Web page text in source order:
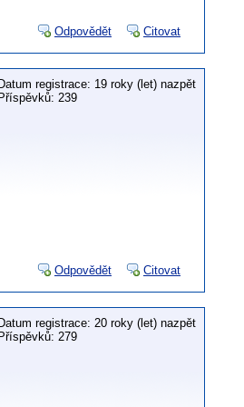
Odpovědět Citovat
registrace: 19 roky (let) nazpět
239
Odpovědět Citovat
registrace: 20 roky (let) nazpět
279